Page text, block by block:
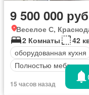
9 500 000
Веселое С,
2 Комнаты
42
оборудованная кухня
Полностью
15 часов назад